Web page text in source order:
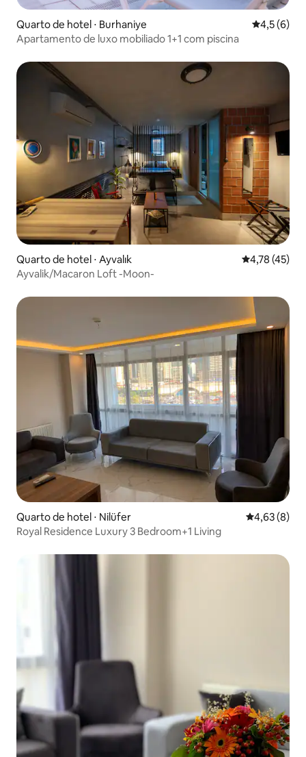
Quarto de hotel ⋅ Burhaniye 4,5 de
4,5 (6)
Apartamento de luxo mobiliado 1+1 com piscina
Quarto de hotel ⋅ Ayvalık 4,78 de uma
4,78 (45)
Ayvalik/Macaron Loft -Moon-
Quarto de hotel ⋅ Nilüfer 4,63 de uma
4,63 (8)
Royal Residence Luxury 3 Bedroom+1 Living